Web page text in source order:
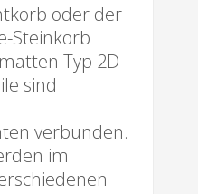
oder der
Steinkorb
Typ 2D-
sind
verbunden.
im